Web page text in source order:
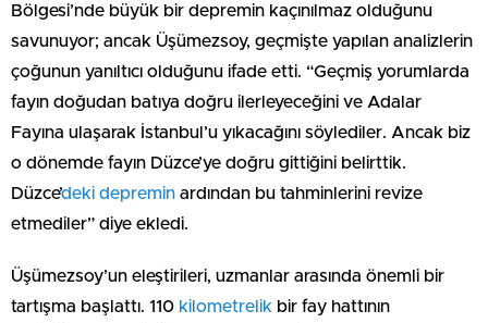
Bölgesi’nde büyük bir depremin kaçınılmaz olduğunu
savunuyor; ancak Üşümezsoy, geçmişte yapılan analizlerin
çoğunun yanıltıcı olduğunu ifade etti. “Geçmiş yorumlarda
fayın doğudan batıya doğru ilerleyeceğini ve Adalar
Fayına ulaşarak İstanbul’u yıkacağını söylediler. Ancak biz
o dönemde fayın Düzce’ye doğru gittiğini belirttik.
Düzce’deki depremin ardından bu tahminlerini revize
etmediler” diye ekledi.
Üşümezsoy’un eleştirileri, uzmanlar arasında önemli bir
tartışma başlattı. 110 kilometrelik bir fay hattının